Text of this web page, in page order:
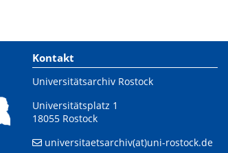
Kontakt
Universitätsarchiv Rostock
Universitätsplatz 1
18055 Rostock
universitaetsarchiv(at)uni-rostock.de